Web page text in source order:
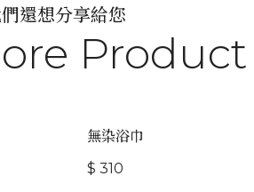
還想分享給您
Product
無染浴巾
$ 310